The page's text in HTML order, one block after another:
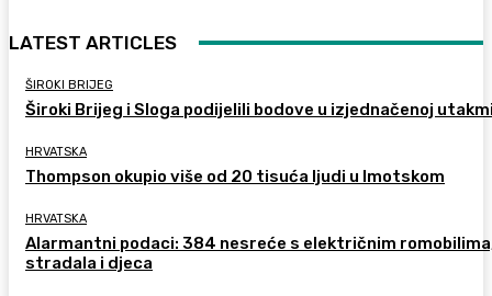
LATEST ARTICLES
ŠIROKI BRIJEG
Široki Brijeg i Sloga podijelili bodove u izjednačenoj
HRVATSKA
Thompson okupio više od 20 tisuća ljudi u Imotskom
HRVATSKA
Alarmantni podaci: 384 nesreće s električnim
stradala i djeca